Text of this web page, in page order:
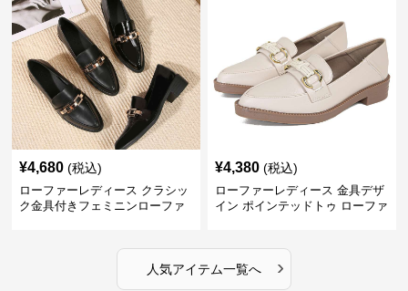
¥4,680 (税込)
ローファーレディース クラシッ
ク金具付きフェミニンローファ
¥4,380 (税込)
ローファーレディース 金具デザ
イン ポインテッドトゥ ローファ
人気アイテム一覧へ ›